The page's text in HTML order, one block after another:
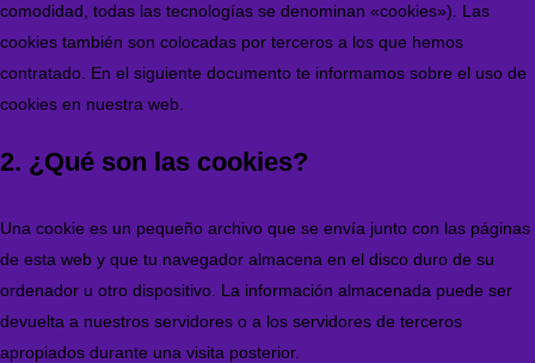
comodidad, todas las tecnologías se denominan «cookies»). Las
cookies también son colocadas por terceros a los que hemos
contratado. En el siguiente documento te informamos sobre el uso de
cookies en nuestra web.
2. ¿Qué son las cookies?
Una cookie es un pequeño archivo que se envía junto con las páginas
de esta web y que tu navegador almacena en el disco duro de su
ordenador u otro dispositivo. La información almacenada puede ser
devuelta a nuestros servidores o a los servidores de terceros
apropiados durante una visita posterior.